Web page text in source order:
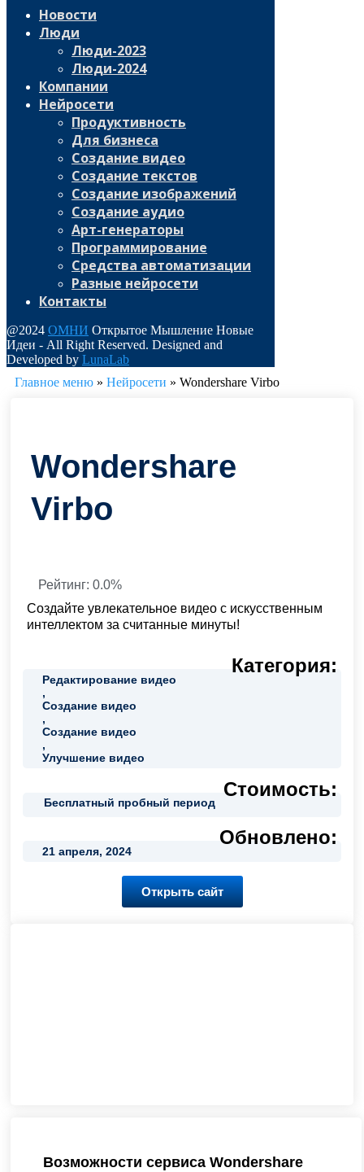
Новости
Люди
Люди-2023
Люди-2024
Компании
Нейросети
Продуктивность
Для бизнеса
Создание видео
Создание текстов
Создание изображений
Создание аудио
Арт-генераторы
Программирование
Средства автоматизации
Разные нейросети
Контакты
@2024 ОМНИ Открытое Мышление Новые
Идеи - All Right Reserved. Designed and
Developed by LunaLab
Главное меню » Нейросети » Wondershare Virbo
Wondershare
Virbo
Рейтинг: 0.0%
Создайте увлекательное видео с искусственным
интеллектом за считанные минуты!
Категория:
Редактирование видео
,
Создание видео
,
Создание видео
,
Улучшение видео
Стоимость:
Бесплатный пробный период
Обновлено:
21 апреля, 2024
Открыть сайт
Возможности сервиса Wondershare